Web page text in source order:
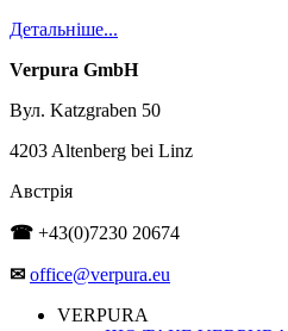
Детальніше...
Verpura GmbH
Вул. Katzgraben 50
4203 Altenberg bei Linz
Австрія
☎ +43(0)7230 20674
✉ office@verpura.eu
VERPURA